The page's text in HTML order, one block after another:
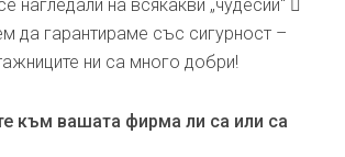
нагледали на всякакви „чудесии“ 
да гарантираме със сигурност –
ни са много добри!
към вашата фирма ли са или са